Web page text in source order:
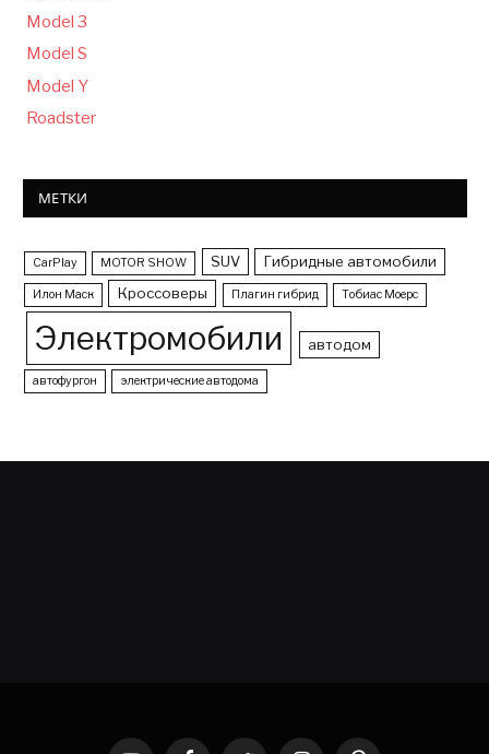
Model 3
Model S
Model Y
Roadster
МЕТКИ
CarPlay MOTOR SHOW SUV Гибридные автомобили
Илон Маск Кроссоверы Плагин гибрид Тобиас Моерс
Электромобили автодом
автофургон электрические автодома